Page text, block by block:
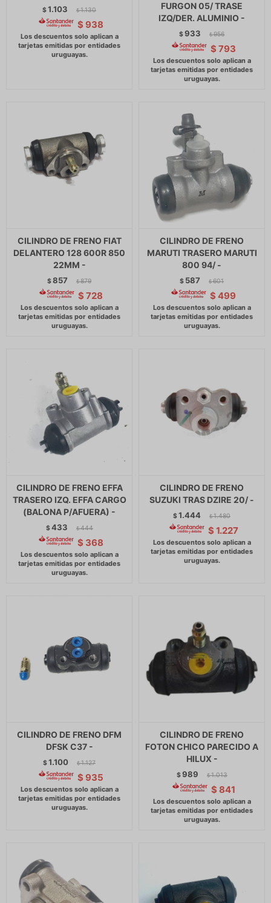
$1.103 $ 1.130
$ 938
FURGON 05/ TRASE
IZQ/DER. ALUMINIO -
$933 $ 956
$ 793
CILINDRO DE FRENO FIAT
DELANTERO 128 600R 850
22MM -
$857 $ 879
$ 728
CILINDRO DE FRENO
MARUTI TRASERO MARUTI
800 94/ -
$ 587 $ 601
$ 499
CILINDRO DE FRENO EFFA
TRASERO IZQ. EFFA CARGO
(BALONA P/AFUERA) -
$433 $ 444
$ 368
CILINDRO DE FRENO
SUZUKI TRAS DZIRE 20/ -
$1.444 $ 1.480
$ 1.227
CILINDRO DE FRENO DFM
DFSK C37 -
$1.100 $ 1.127
$ 935
CILINDRO DE FRENO
FOTON CHICO PARECIDO A
HILUX -
$989 $ 1.013
$ 841